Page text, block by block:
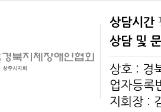
상담시간
상담 및
상호 : 경
업자등
지회장 :